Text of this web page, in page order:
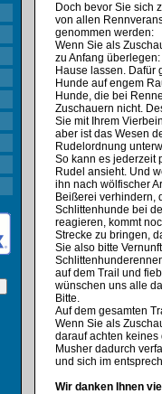
Doch bevor Sie sich
von allen
genommen werden:
Wenn Sie als
zu Anfang
Hause lassen. Dafür
Hunde auf engem
Hunde, die bei
Zuschauern nicht.
Sie mit Ihrem
aber ist das Wesen
Rudelordnung
So kann es jederzeit
Rudel ansieht. Und
ihn nach wölfischer
Beißerei verhindern,
Schlittenhunde bei
reagieren, kommt
Strecke zu bringen,
Sie also bitte
auf dem Trail und
wünschen uns alle
Bitte.
Auf dem gesamten
Wenn Sie als
darauf achten
Musher dadurch
und sich im
Wir danken Ihnen